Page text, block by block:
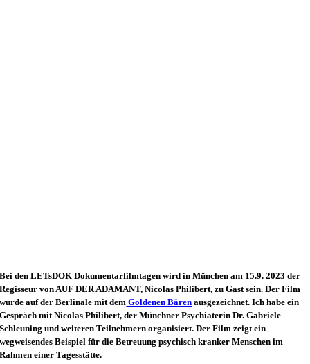
Bei den LETsDOK Dokumentarfilmtagen wird in München am 15.9. 2023 der
Regisseur von AUF DER ADAMANT, Nicolas Philibert, zu Gast sein. Der Film
wurde auf der Berlinale mit dem Goldenen Bären ausgezeichnet. Ich habe ein
Gespräch mit Nicolas Philibert, der Münchner Psychiaterin Dr. Gabriele
Schleuning und weiteren Teilnehmern organisiert. Der Film zeigt ein
wegweisendes Beispiel für die Betreuung psychisch kranker Menschen im
Rahmen einer Tagesstätte.